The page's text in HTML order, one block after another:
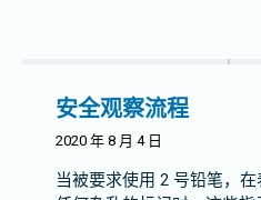
安全观察流程
2020 年 8 月 4 日
当被要求使用 2 号铅笔，